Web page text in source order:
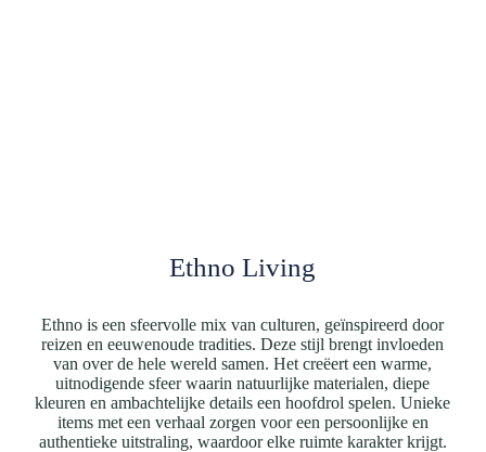
Ethno Living
Ethno is een sfeervolle mix van culturen, geïnspireerd door
reizen en eeuwenoude tradities. Deze stijl brengt invloeden
van over de hele wereld samen. Het creëert een warme,
uitnodigende sfeer waarin natuurlijke materialen, diepe
kleuren en ambachtelijke details een hoofdrol spelen. Unieke
items met een verhaal zorgen voor een persoonlijke en
authentieke uitstraling, waardoor elke ruimte karakter krijgt.